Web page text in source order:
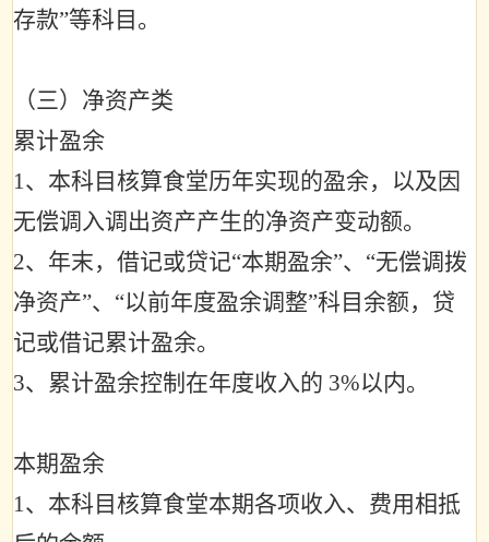
存款”等科目。
（三）净资产类
累计盈余
1、本科目核算食堂历年实现的盈余，以及因
无偿调入调出资产产生的净资产变动额。
2、年末，借记或贷记“本期盈余”、 “无偿调拨
净资产”、 “以前年度盈余调整”科目余额，贷
记或借记累计盈余。
3、累计盈余控制在年度收入的 3%以内。
本期盈余
1、本科目核算食堂本期各项收入、费用相抵